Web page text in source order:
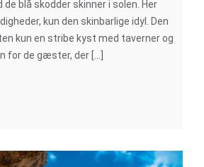
de blå skodder skinner i solen. Her
kun den skinbarlige idyl. Den
kun en stribe kyst med taverner og
for de gæster, der [...]